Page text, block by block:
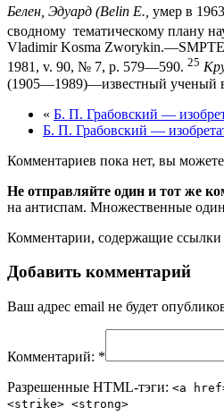
Белен, Эдуард (Belin E., умер в
сводному тематическому плану
Vladimir Kosma Zworykin.—SMPTE
1981, v. 90, № 7, p. 579—590. 25
(1905—1989)—известный ученый
« Б. П. Грабовский —
Б. П. Грабовский —
Комментариев пока нет, вы
Не отправляйте один и тот же
на антиспам. Множественные
Комментарии, содержащие
Добавить комментарий
Ваш адрес email не будет
Комментарий: *
Разрешенные HTML-тэги: <a
<strike> <strong>